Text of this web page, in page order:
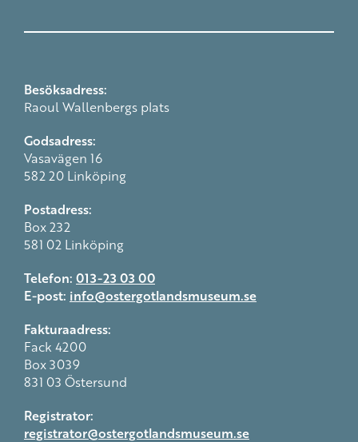
Besöksadress:
Raoul Wallenbergs plats
Godsadress:
Vasavägen 16
582 20 Linköping
Postadress:
Box 232
581 02 Linköping
Telefon: 013-23 03 00
E-post: info@ostergotlandsmuseum.se
Fakturaadress:
Fack 4200
Box 3039
831 03 Östersund
Registrator:
registrator@ostergotlandsmuseum.se